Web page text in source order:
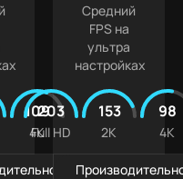
109
4K
в играх
Средний
FPS на
ультра
настройках
203
Full HD
153
2K
98
4K